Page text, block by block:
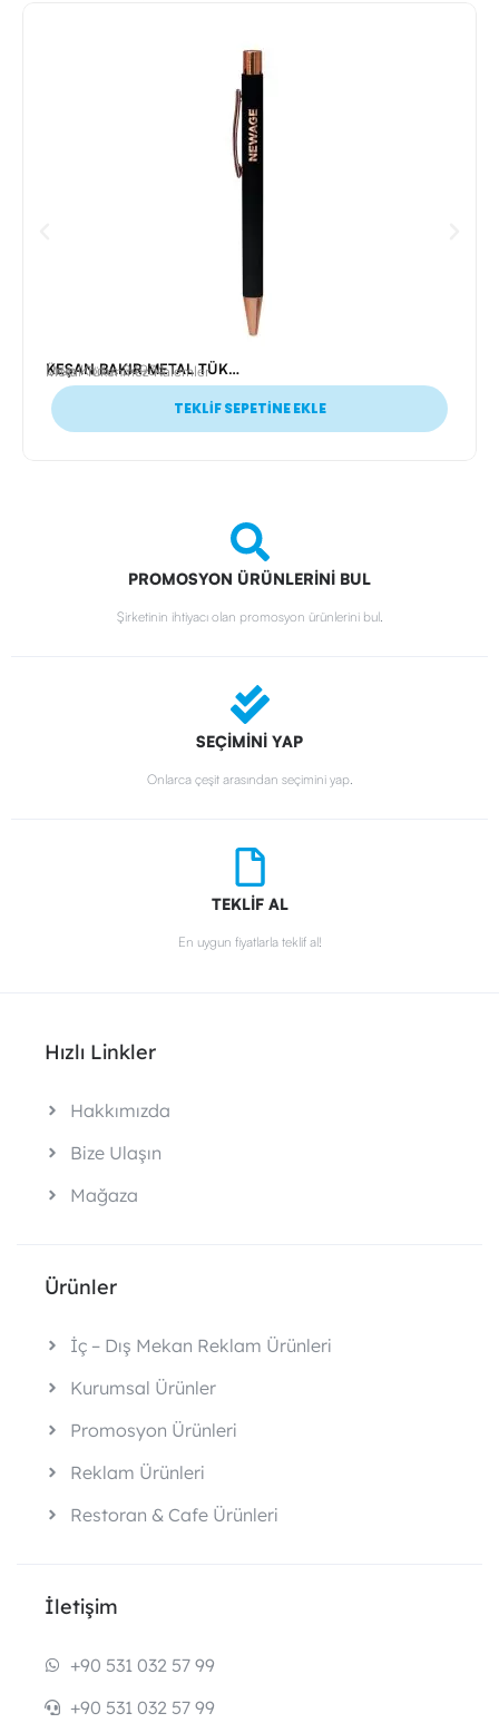
KEŞAN BAKIR METAL TÜKENMEZ KALEM
Ürün Kodu: 24934
Metal Tükenmez Kalemler
TEKLİF SEPETİNE EKLE
PROMOSYON ÜRÜNLERİNİ BUL
Şirketinin ihtiyacı olan promosyon ürünlerini bul.
SEÇİMİNİ YAP
Onlarca çeşit arasından seçimini yap.
TEKLİF AL
En uygun fiyatlarla teklif al!
Hızlı Linkler
Hakkımızda
Bize Ulaşın
Mağaza
Ürünler
İç – Dış Mekan Reklam Ürünleri
Kurumsal Ürünler
Promosyon Ürünleri
Reklam Ürünleri
Restoran & Cafe Ürünleri
İletişim
+90 531 032 57 99
+90 531 032 57 99